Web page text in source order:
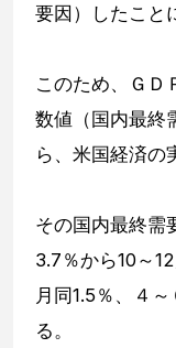
要因）したこと
このため、ＧＤ
数値（国内最終
ら、米国経済の
その国内最終需
3.7％から10～
月同1.5％、４
る。